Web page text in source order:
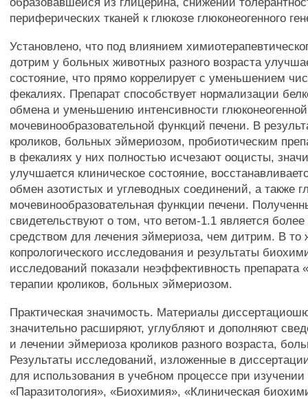
периферических тканей к глюкозе глюконеогенного
Установлено, что под влиянием
дотрим у больных животных разного возраста
состояние, что прямо коррелирует с уменьшением
фекалиях. Препарат способствует нормализации
обмена и уменьшению интенсивности
мочевинообразовательной функций печени. В
кроликов, больных эймериозом, пробиотическим
в фекалиях у них полностью исчезают ооцисты,
улучшается клиническое состояние,
обмен азотистых и углеводных соединений, а также
мочевинообразовательная функции печени.
свидетельствуют о том, что ветом-1.1 является
средством для лечения эймериоза, чем дитрим. В то
копрологического исследования и результаты
исследований показали неэффективность
терапии кроликов, больных эймериозом.
Практическая значимость. Материалы
значительно расширяют, углубляют и дополняют
и лечении эймериоза кроликов разного возраста,
Результаты исследований, изложенные в
для использования в учебном процессе при
«Паразитология», «Биохимия», «Клиническая